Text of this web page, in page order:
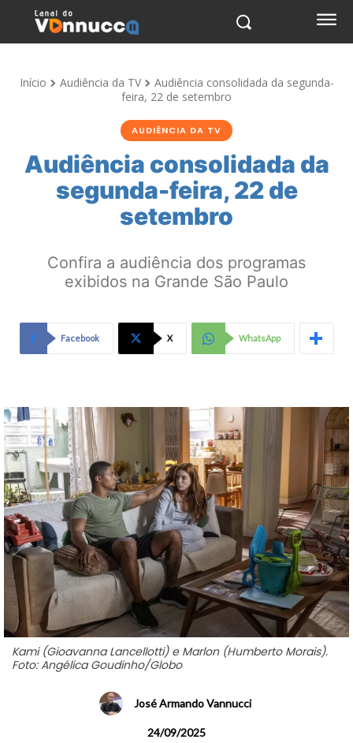
Início Audiência da TV
Audiência consolidada da segunda-
feira, 22 de setembro
AUDIÊNCIA DA TV
Audiência consolidada da
segunda-feira, 22 de
setembro
Confira a audiência dos programas
exibidos na Grande São Paulo
Facebook X WhatsApp
Kami (Gioavanna Lancellotti) e Marlon (Humberto Morais).
Foto: Angélica Goudinho/Globo
José Armando Vannucci
24/09/2025